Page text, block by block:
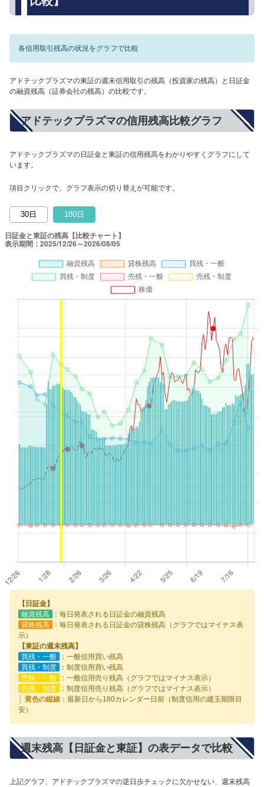
各信用取引残高の状況をグラフで比較
アドテックプラズマの東証の週末信用取引の残高（投資家の残高）と日証金
の融資残高（証券会社の残高）の比較です。
アドテックプラズマの信用残高比較グラフ
アドテックプラズマの日証金と東証の信用残高をわかりやすくグラフにして
います。
項目クリックで、グラフ表示の切り替えが可能です。
30日 180日
【日証金】
融資残高
：毎日発表される日証金の融資残高
貸株残高
：毎日発表される日証金の貸株残高（グラフではマイナス表
示）
【東証の週末残高】
買残・一般
：一般信用買い残高
買残・制度
：制度信用買い残高
売残・一般
：一般信用売り残高（グラフではマイナス表示）
売残・制度
：制度信用売り残高（グラフではマイナス表示）
│ 黄色の縦線 ：最新日から180カレンダー日前（制度信用の建玉期限目
安）
週末残高【日証金と東証】の表データで比較
上記グラフ、アドテックプラズマの逆日歩チェックに欠かせない、週末残高